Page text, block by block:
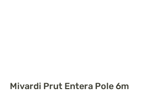
Mivardi Prut Entera Pole 6m